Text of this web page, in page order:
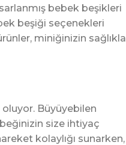
bebek beşikleri
beşiği seçenekleri
miniğinizin sağlıkla
Büyüyebilen
size ihtiyaç
kolaylığı sunarken,